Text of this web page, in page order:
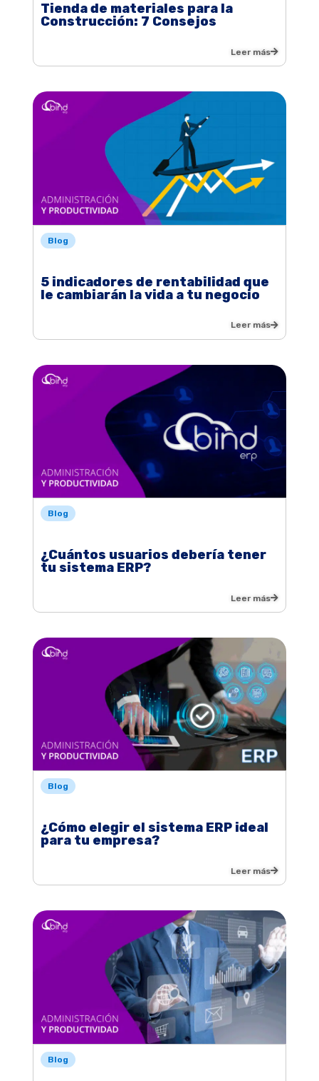
Tienda de materiales para la
Construcción: 7 Consejos
Leer más
Blog
5 indicadores de rentabilidad que
le cambiarán la vida a tu negocio
Leer más
Blog
¿Cuántos usuarios debería tener
tu sistema ERP?
Leer más
Blog
¿Cómo elegir el sistema ERP ideal
para tu empresa?
Leer más
Blog